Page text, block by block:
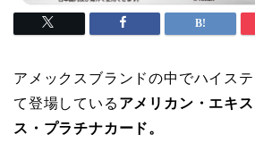
アメックスブランドの中でハイス
て登場している アメリカン・エキ
ス・プラチナカード。